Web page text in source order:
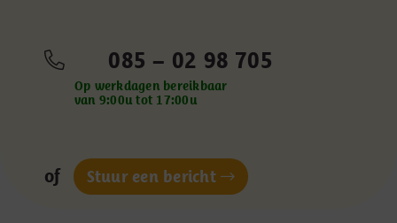
085 – 02 98 705
Op werkdagen bereikbaar
van 9:00u tot 17:00u
of Stuur een bericht